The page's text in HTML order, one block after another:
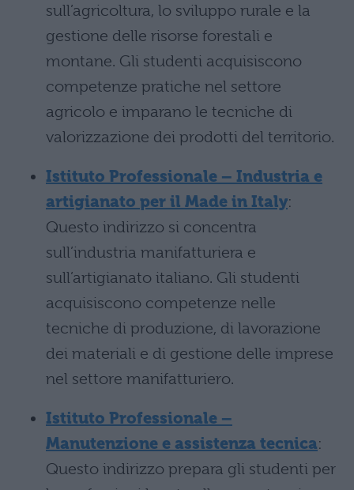
sull’agricoltura, lo sviluppo rurale e la
gestione delle risorse forestali e
montane. Gli studenti acquisiscono
competenze pratiche nel settore
agricolo e imparano le tecniche di
valorizzazione dei prodotti del territorio.
Istituto Professionale – Industria e
artigianato per il Made in Italy:
Questo indirizzo si concentra
sull’industria manifatturiera e
sull’artigianato italiano. Gli studenti
acquisiscono competenze nelle
tecniche di produzione, di lavorazione
dei materiali e di gestione delle imprese
nel settore manifatturiero.
Istituto Professionale –
Manutenzione e assistenza tecnica:
Questo indirizzo prepara gli studenti per